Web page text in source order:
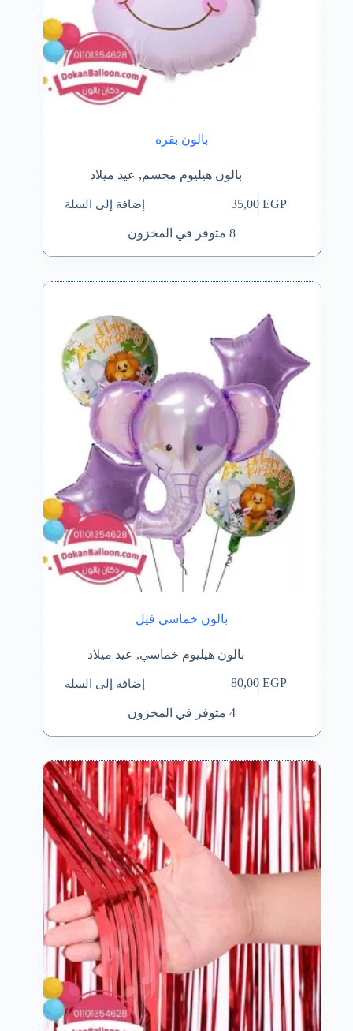
بالون بقره
بالون هيليوم مجسم, عيد ميلاد
35,00EGP إضافة إلى السلة
8 متوفر في المخزون
بالون خماسي فيل
بالون هيليوم خماسي, عيد ميلاد
80,00EGP إضافة إلى السلة
4 متوفر في المخزون